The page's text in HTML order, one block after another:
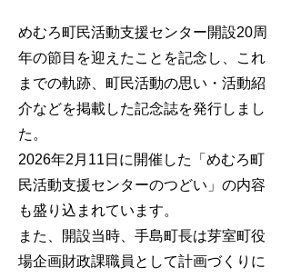
めむろ町民活動支援センター開設20周
年の節目を迎えたことを記念し、これ
までの軌跡、町民活動の思い・活動紹
介などを掲載した記念誌を発行しまし
た。
2026年2月11日に開催した「めむろ町
民活動支援センターのつどい」の内容
も盛り込まれています。
また、開設当時、手島町長は芽室町役
場企画財政課職員として計画づくりに